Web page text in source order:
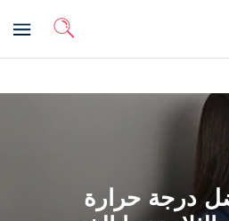
درجة حرارة